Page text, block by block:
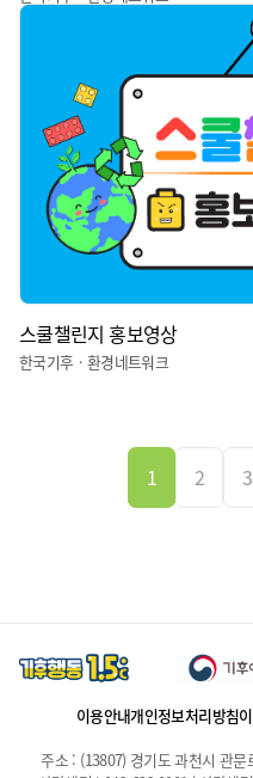
스쿨챌린지 홍보영상
한국기후ㆍ환경네트워크
1 2 3
이용안내개인정보처리방침
주소 : (13807) 경기도 과천시 관